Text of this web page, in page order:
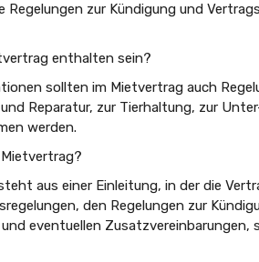
Regelungen zur Kündigung und
enthalten sein?
sollten im Mietvertrag auch
Reparatur, zur Tierhaltung, zur
werden.
aus einer Einleitung, in der die
den Regelungen zur
eventuellen Zusatzvereinbarungen,